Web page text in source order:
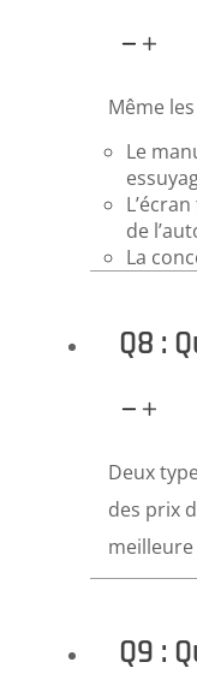
Même
Le
de
La
Q8 :
Deux
des prix
Q9 :